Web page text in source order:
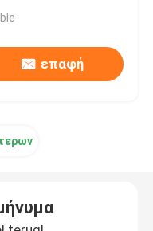
επαφή